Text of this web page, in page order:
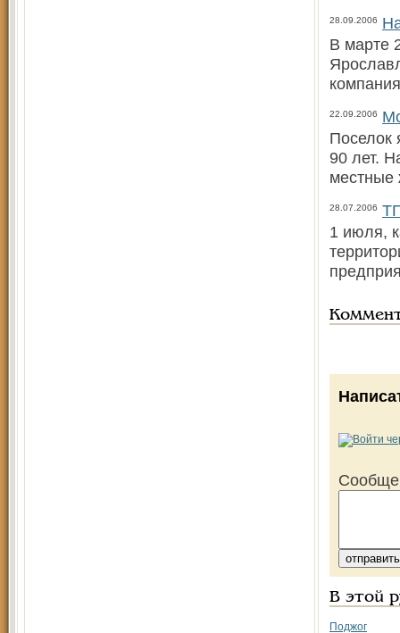
28.09.2006
В марте
22.09.2006
Поселок
90 лет.
местные
28.07.2006
1 июля,
В этой
Поджог